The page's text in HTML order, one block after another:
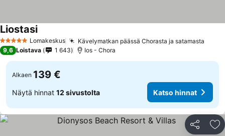
5 TähtiluokitusLomakeskus Kävelymatkan päässä Chorasta ja satamasta
Liostasi
9,6 Loistava 1 643 Ios - Chora
Alkaen 139 €
Näytä hinnat 12 sivustolta Katso hinnat
Jaa